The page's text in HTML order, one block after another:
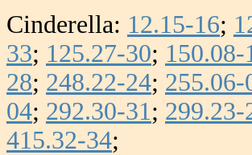
Cinderella: 12.15-16;
33; 125.27-30; 150.08-
28; 248.22-24; 255.06-
04; 292.30-31; 299.23-
415.32-34;